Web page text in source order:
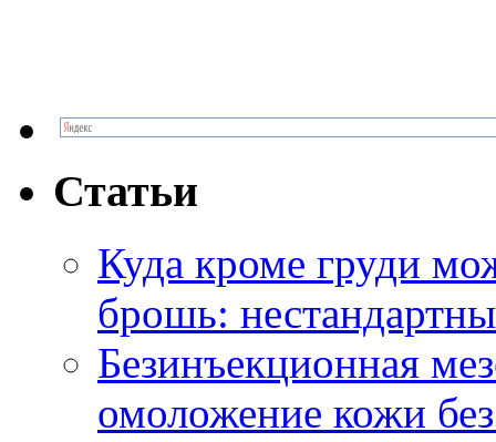
Статьи
Куда кроме груди
брошь:
Безинъекционная
омоложение кожи